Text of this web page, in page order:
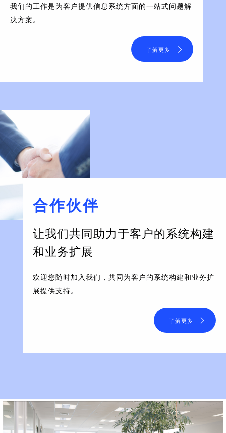
我们的工作是为客户提供信息系统方面的一站式问题解
决方案。
了解更多
合作伙伴
让我们共同助力于客户的系统构建
和业务扩展
欢迎您随时加入我们，共同为客户的系统构建和业务扩
展提供支持。
了解更多